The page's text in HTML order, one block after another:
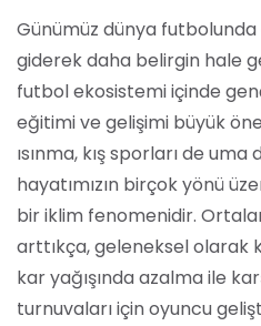
Günümüz dünya futbolunda
giderek daha belirgin hale
futbol ekosistemi içinde
eğitimi ve gelişimi büyük
ısınma, kış sporları de
hayatımızın birçok yönü
bir iklim fenomenidir.
arttıkça, geleneksel olarak
kar yağışında azalma ile
turnuvaları için oyuncu